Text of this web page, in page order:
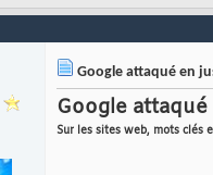
Google attaqué en
Google
Sur les sites web, mots clés